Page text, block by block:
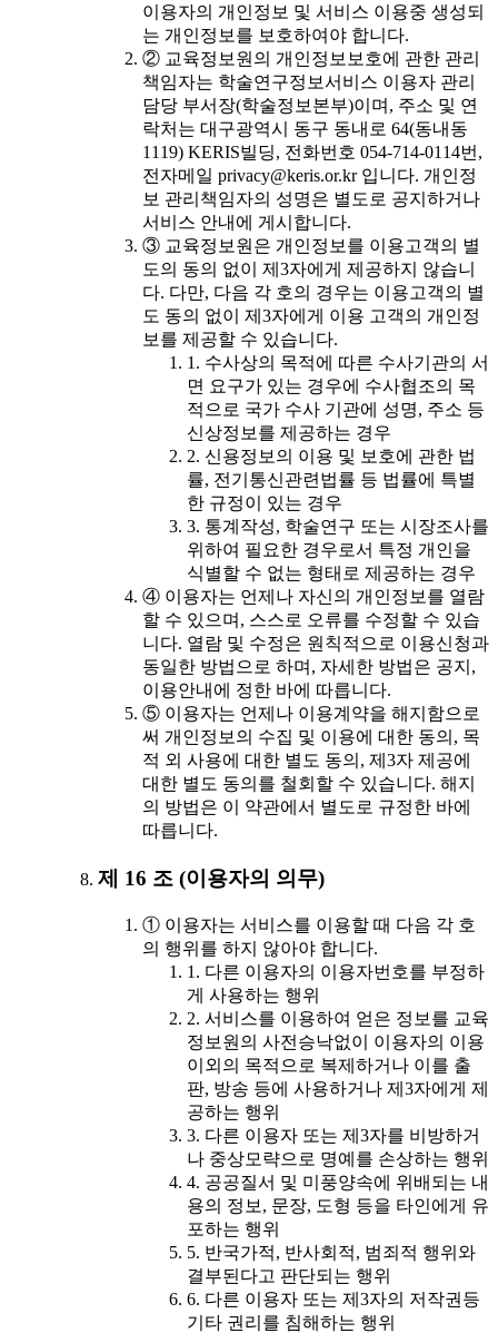
이용자의 개인정보 및 서비스 이용중 생성되
는 개인정보를 보호하여야 합니다.
② 교육정보원의 개인정보보호에 관한 관리
책임자는 학술연구정보서비스 이용자 관리
담당 부서장(학술정보본부)이며, 주소 및 연
락처는 대구광역시 동구 동내로 64(동내동
1119) KERIS빌딩, 전화번호 054-714-0114번,
전자메일 privacy@keris.or.kr 입니다. 개인정
보 관리책임자의 성명은 별도로 공지하거나
서비스 안내에 게시합니다.
③ 교육정보원은 개인정보를 이용고객의 별
도의 동의 없이 제3자에게 제공하지 않습니
다. 다만, 다음 각 호의 경우는 이용고객의 별
도 동의 없이 제3자에게 이용 고객의 개인정
보를 제공할 수 있습니다.
1. 수사상의 목적에 따른 수사기관의 서
면 요구가 있는 경우에 수사협조의 목
적으로 국가 수사 기관에 성명, 주소 등
신상정보를 제공하는 경우
2. 신용정보의 이용 및 보호에 관한 법
률, 전기통신관련법률 등 법률에 특별
한 규정이 있는 경우
3. 통계작성, 학술연구 또는 시장조사를
위하여 필요한 경우로서 특정 개인을
식별할 수 없는 형태로 제공하는 경우
④ 이용자는 언제나 자신의 개인정보를 열람
할 수 있으며, 스스로 오류를 수정할 수 있습
니다. 열람 및 수정은 원칙적으로 이용신청과
동일한 방법으로 하며, 자세한 방법은 공지,
이용안내에 정한 바에 따릅니다.
⑤ 이용자는 언제나 이용계약을 해지함으로
써 개인정보의 수집 및 이용에 대한 동의, 목
적 외 사용에 대한 별도 동의, 제3자 제공에
대한 별도 동의를 철회할 수 있습니다. 해지
의 방법은 이 약관에서 별도로 규정한 바에
따릅니다.
제 16 조 (이용자의 의무)
① 이용자는 서비스를 이용할 때 다음 각 호
의 행위를 하지 않아야 합니다.
1. 다른 이용자의 이용자번호를 부정하
게 사용하는 행위
2. 서비스를 이용하여 얻은 정보를 교육
정보원의 사전승낙없이 이용자의 이용
이외의 목적으로 복제하거나 이를 출
판, 방송 등에 사용하거나 제3자에게 제
공하는 행위
3. 다른 이용자 또는 제3자를 비방하거
나 중상모략으로 명예를 손상하는 행위
4. 공공질서 및 미풍양속에 위배되는 내
용의 정보, 문장, 도형 등을 타인에게 유
포하는 행위
5. 반국가적, 반사회적, 범죄적 행위와
결부된다고 판단되는 행위
6. 다른 이용자 또는 제3자의 저작권등
기타 권리를 침해하는 행위